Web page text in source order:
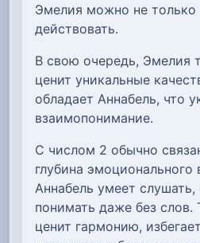
Эмелия можно не только
действовать.
В свою очередь, Эмелия
ценит уникальные
обладает Аннабель, что
взаимопонимание.
С числом 2 обычно
глубина эмоционального
Аннабель умеет
понимать даже без слов.
ценит гармонию,